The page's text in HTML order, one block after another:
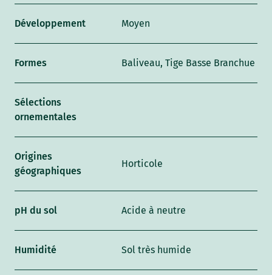
Développement Moyen
Formes Baliveau, Tige Basse Branchue
Sélections
ornementales
Origines
géographiques
Horticole
pH du sol Acide à neutre
Humidité Sol très humide